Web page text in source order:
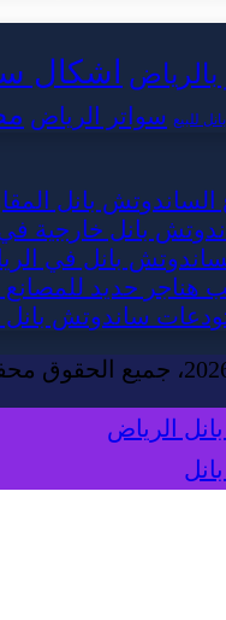
بالرياض اشكال
للبيع سواتر الرياض
الساندوتش بانل
بانل خارجية
بانل في
هناجر حديد
ساندوتش بانل
الرياض